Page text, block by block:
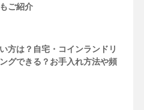
ご紹介
方は？自宅・コインランドリ
グできる？お手入れ方法や頻